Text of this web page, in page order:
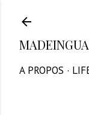
A PROPOS